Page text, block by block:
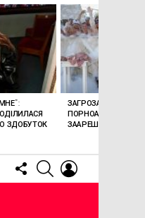
FOLLOW
US
SEARCH
ЗДОБУТОК
ЗАГРОЗА 15 РОКІВ
ПОРНОАКТОРКА
ЗААРЕШТОВАНА НА